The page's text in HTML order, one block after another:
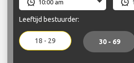
Leeftijd bestuurder:
18 - 29 30 - 69